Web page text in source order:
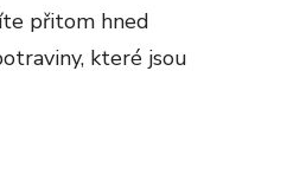
přitom hned
které jsou